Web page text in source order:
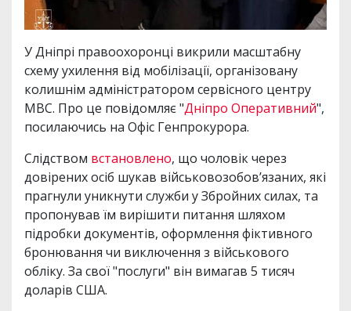
У Дніпрі правоохоронці викрили масштабну
схему ухилення від мобілізації, організовану
колишнім адміністратором сервісного центру
МВС. Про це повідомляє "Дніпро Оперативний",
посилаючись на Офіс Генпрокурора.
Слідством встановлено, що чоловік через
довірених осіб шукав військовозобов’язаних, які
прагнули уникнути служби у Збройних силах, та
пропонував їм вирішити питання шляхом
підробки документів, оформлення фіктивного
бронювання чи виключення з військового
обліку. За свої "послуги" він вимагав 5 тисяч
доларів США.